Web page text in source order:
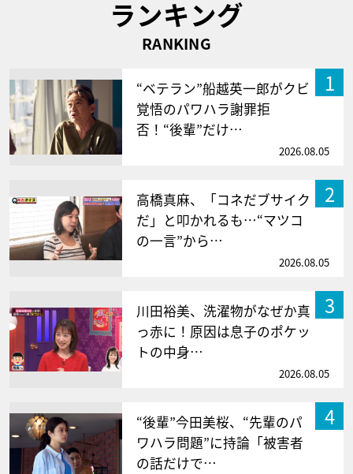
ランキング
RANKING
1
“ベテラン”船越英一郎がクビ
覚悟のパワハラ謝罪拒
否！“後輩”だけ…
2026.08.05
2
高橋真麻、「コネだブサイク
だ」と叩かれるも…“マツコ
の一言”から…
2026.08.05
3
川田裕美、洗濯物がなぜか真
っ赤に！原因は息子のポケッ
トの中身…
2026.08.05
4
“後輩”今田美桜、“先輩のパ
ワハラ問題”に持論「被害者
の話だけで…